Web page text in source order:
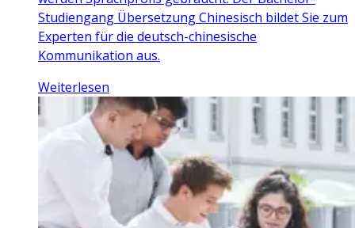
Studiengang Übersetzung Chinesisch bildet Sie zum
Experten für die deutsch-chinesische
Kommunikation aus.
Weiterlesen